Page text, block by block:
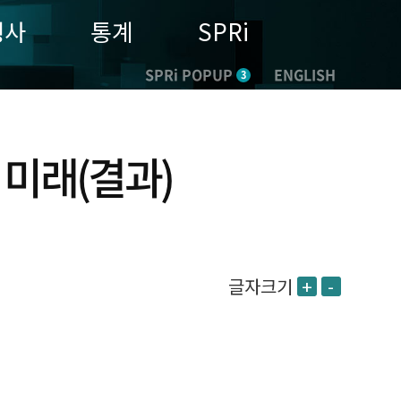
통계 SPRi
SPRi POPUP 3 ENGLISH
래(결과)
글자크기 + -